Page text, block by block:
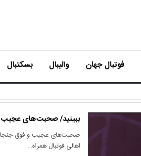
فوتبال جهان والیبال بسکتبال
ببینید/ صحبت‌های عجیب
صحبت‌های عجیب و فوق جنجالی
اهالی فوتبال همراه…